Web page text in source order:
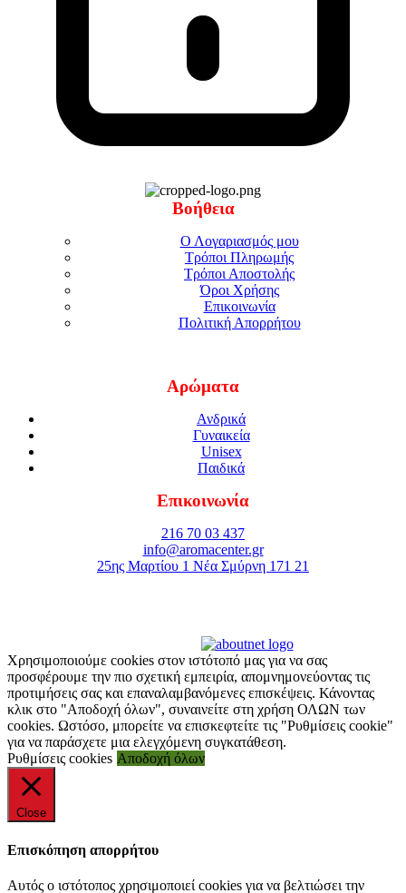
Βοήθεια
Ο Λογαριασμός μου
Τρόποι Πληρωμής
Τρόποι Αποστολής
Όροι Χρήσης
Επικοινωνία
Πολιτική Απορρήτου
Αρώματα
Ανδρικά
Γυναικεία
Unisex
Παιδικά
Επικοινωνία
216 70 03 437
info@aromacenter.gr
25ης Μαρτίου 1 Νέα Σμύρνη 171 21
Χρησιμοποιούμε cookies στον ιστότοπό μας για να σας
προσφέρουμε την πιο σχετική εμπειρία, απομνημονεύοντας τις
προτιμήσεις σας και επαναλαμβανόμενες επισκέψεις. Κάνοντας
κλικ στο "Αποδοχή όλων", συναινείτε στη χρήση ΟΛΩΝ των
cookies. Ωστόσο, μπορείτε να επισκεφτείτε τις "Ρυθμίσεις cookie"
για να παράσχετε μια ελεγχόμενη συγκατάθεση.
Ρυθμίσεις cookies Αποδοχή όλων
Close
Επισκόπηση απορρήτου
Αυτός ο ιστότοπος χρησιμοποιεί cookies για να βελτιώσει την